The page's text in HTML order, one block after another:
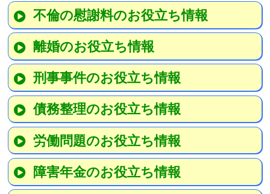
不倫の慰謝料のお役立ち情報
離婚のお役立ち情報
刑事事件のお役立ち情報
債務整理のお役立ち情報
労働問題のお役立ち情報
障害年金のお役立ち情報